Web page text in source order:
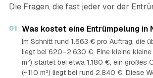
Die Fragen, die fast jeder vor der
01 Was kostet eine Entrümpelung in
Im Schnitt rund 1.663 € pro Auftrag, die
liegt bei 620–2.630 €. Eine kleine kleine
m²) startet bei etwa 1.180 €, ein großes
(~110 m²) liegt bei rund 2.840 €. Diese